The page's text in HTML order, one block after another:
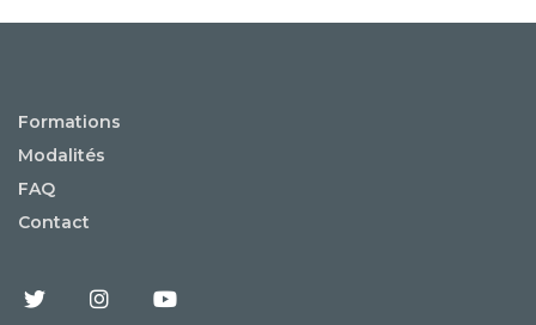
Formations
Modalités
FAQ
Contact